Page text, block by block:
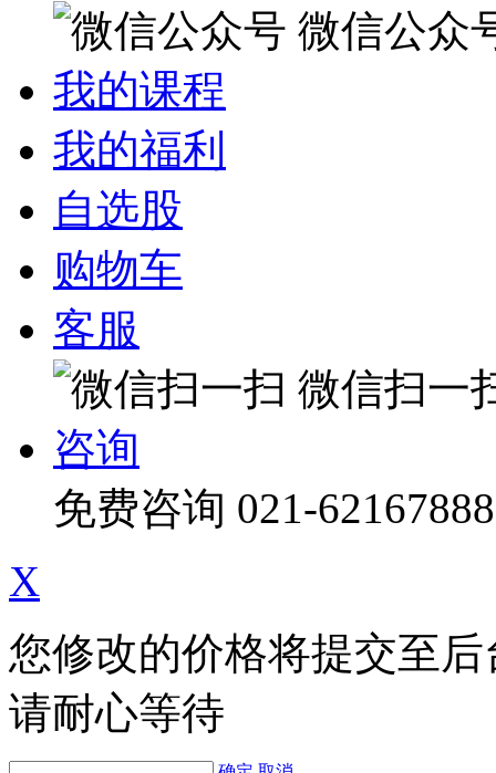
微信公众
我的课程
我的福利
自选股
购物车
客服
微信扫一
咨询
免费咨询 021-62167888
X
您修改的价格将提交至
请耐心等待